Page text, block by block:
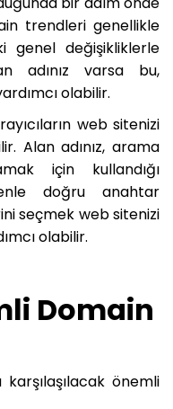
trendleri genellikle
genel değişikliklerle
adınız varsa bu,
olabilir.
web sitenizi
Alan adınız, arama
için kullandığı
doğru anahtar
seçmek web sitenizi
olabilir.
Domain
karşılaşılacak önemli